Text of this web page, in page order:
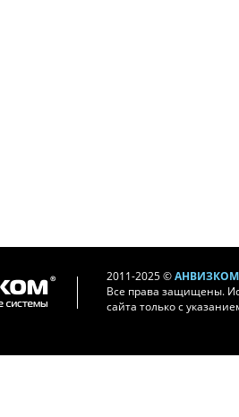
2011-2025 ©
Все права защищены.
сайта только с